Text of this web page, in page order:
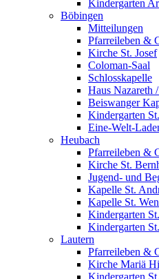
Kindergarten
Böbingen
Mitteilungen
Pfarreileben &
Kirche St. Josef
Coloman-Saal
Schlosskapelle
Haus Nazareth
Beiswanger
Kindergarten
Eine-Welt-
Heubach
Pfarreileben &
Kirche St.
Jugend- und
Kapelle St.
Kapelle St.
Kindergarten
Kindergarten
Lautern
Pfarreileben &
Kirche Mariä
Kindergarten